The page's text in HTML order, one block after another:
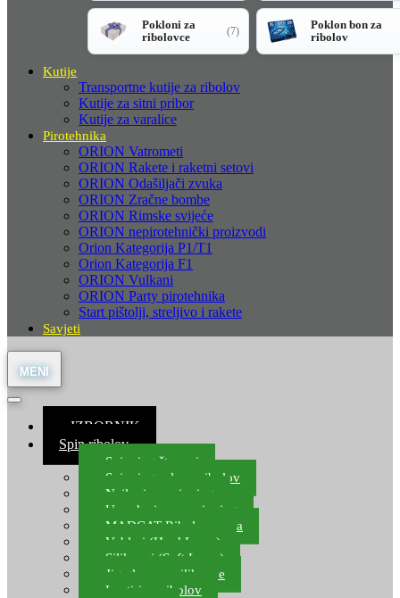
Pokloni za
ribolovce
(7)
Poklon bon za
ribolov
Kutije
Transportne kutije za ribolov
Kutije za sitni pribor
Kutije za varalice
Pirotehnika
ORION Vatrometi
ORION Rakete i raketni setovi
ORION Odašiljači zvuka
ORION Zračne bombe
ORION Rimske svijeće
ORION nepirotehnički proizvodi
Orion Kategorija P1/T1
Orion Kategorija F1
ORION Vulkani
ORION Party pirotehnika
Start pištolji, streljivo i rakete
Savjeti
≡ IZBORNIK
Spin ribolov
Spinning štapovi
Spinning role za ribolov
Najloni za spinning
Upredenice za spinning
MADCAT Ribolov soma
Vobleri (Hard Lures)
Silikonci (Soft Lures)
Jig glave za silikonce
Leptiri za ribolov